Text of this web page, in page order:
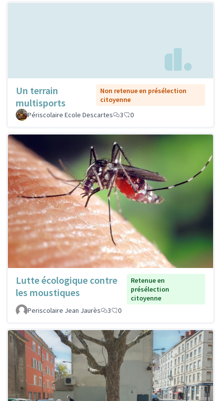
Un terrain
multisports
Non retenue en présélection
citoyenne
Périscolaire Ecole Descartes
3 0
Lutte écologique contre
les moustiques
Retenue en
présélection
citoyenne
Periscolaire Jean Jaurès
3 0